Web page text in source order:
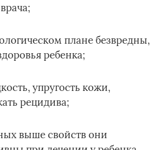
плане безвредны,
ребенка;
упругость кожи,
рецидива;
выше свойств они